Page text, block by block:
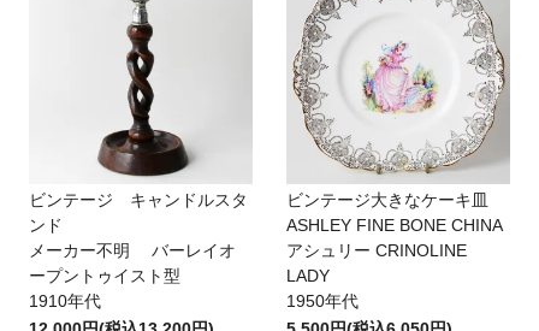
ビンテージ キャンドルスタ
ンド
メーカー不明 バーレイオ
ープントゥイスト型
1910年代
ビンテージ大きなケーキ皿
ASHLEY FINE BONE CHINA
アシュリー CRINOLINE
LADY
1950年代